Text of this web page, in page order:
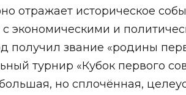
отражает историческое
экономическими и
получил звание «родины
турнир «Кубок первого
но сплочённая,